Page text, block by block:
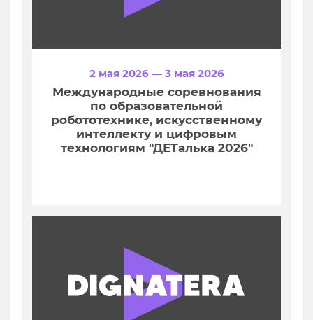
2 мая 2026 — 3 мая 2026
Международные соревнования
по образовательной
робототехнике, искусственному
интеллекту и цифровым
технологиям "ДЕТалька 2026"